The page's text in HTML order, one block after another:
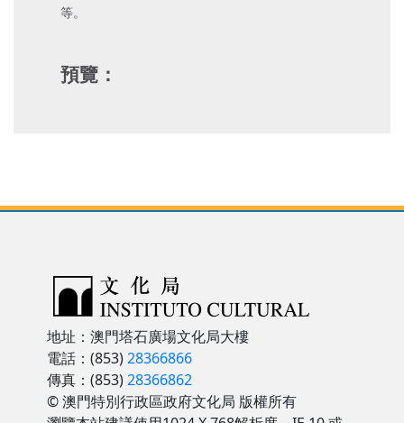
等。
預覽：
地址：澳門塔石廣場文化局大樓
電話：(853)28366866
傳真：(853)28366862
© 澳門特別行政區政府文化局 版權所有